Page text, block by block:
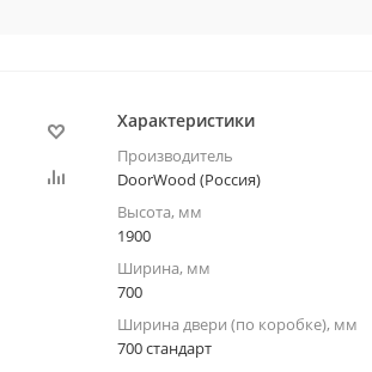
Характеристики
Производитель
DoorWood (Россия)
Высота, мм
1900
Ширина, мм
700
Ширина двери (по коробке), мм
700 стандарт